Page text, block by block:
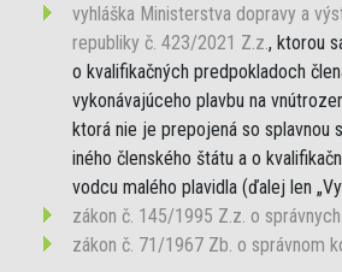
vyhláška Ministerstva dopravy a
republiky č. 423/2021 Z.z., ktorou
o kvalifikačných predpokladoch
vykonávajúceho plavbu na
ktorá nie je prepojená so splavnou
iného členského štátu a o
vodcu malého plavidla (ďalej len
zákon č. 145/1995 Z.z. o
zákon č. 71/1967 Zb. o správnom